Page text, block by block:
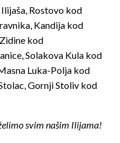
Rostovo kod
Kandija kod
kod
Solakova Kula kod
Luka-Polja kod
Gornji Stoliv kod
svim našim Ilijama!